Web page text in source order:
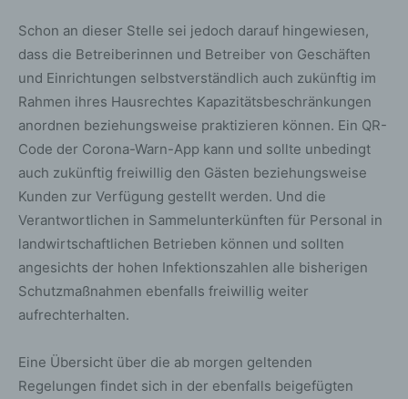
Schon an dieser Stelle sei jedoch darauf hingewiesen,
dass die Betreiberinnen und Betreiber von Geschäften
und Einrichtungen selbstverständlich auch zukünftig im
Rahmen ihres Hausrechtes Kapazitätsbeschränkungen
anordnen beziehungsweise praktizieren können. Ein QR-
Code der Corona-Warn-App kann und sollte unbedingt
auch zukünftig freiwillig den Gästen beziehungsweise
Kunden zur Verfügung gestellt werden. Und die
Verantwortlichen in Sammelunterkünften für Personal in
landwirtschaftlichen Betrieben können und sollten
angesichts der hohen Infektionszahlen alle bisherigen
Schutzmaßnahmen ebenfalls freiwillig weiter
aufrechterhalten.
Eine Übersicht über die ab morgen geltenden
Regelungen findet sich in der ebenfalls beigefügten